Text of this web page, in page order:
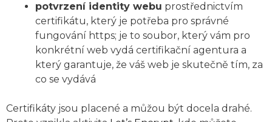
potvrzení identity webu prostřednictvím
certifikátu, který je potřeba pro správné
fungování https; je to soubor, který vám pro
konkrétní web vydá certifikační agentura a
který garantuje, že váš web je skutečně tím, za
co se vydává
Certifikáty jsou placené a můžou být docela drahé.